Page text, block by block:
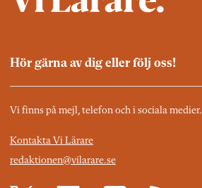
Hör gärna av dig eller följ oss!
Vi finns på mejl, telefon och i sociala medier.
Kontakta Vi Lärare
redaktionen@vilarare.se